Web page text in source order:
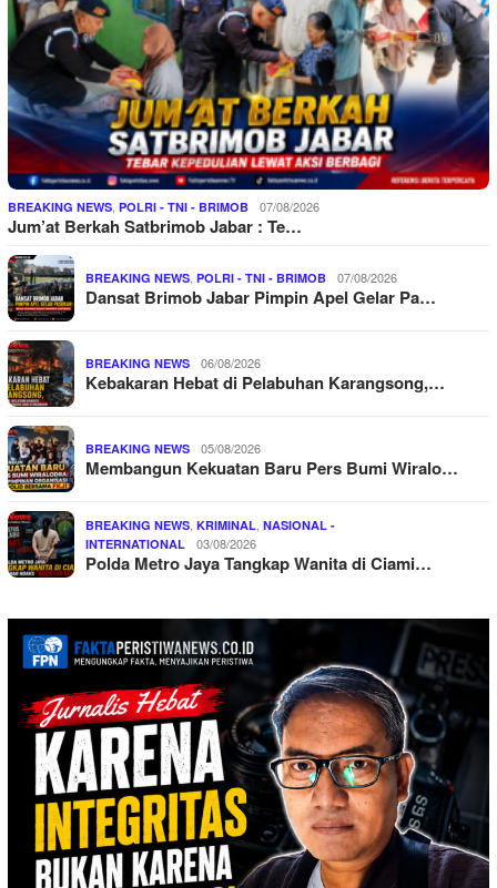
BREAKING NEWS POLRI - TNI - BRIMOB 07/08/2026
Jum’at Berkah Satbrimob Jabar : Te…
BREAKING NEWS POLRI - TNI - BRIMOB 07/08/2026
Dansat Brimob Jabar Pimpin Apel Gelar Pa…
BREAKING NEWS 06/08/2026
Kebakaran Hebat di Pelabuhan Karangsong,…
BREAKING NEWS 05/08/2026
Membangun Kekuatan Baru Pers Bumi Wiralo…
BREAKING NEWS KRIMINAL NASIONAL -
INTERNATIONAL
03/08/2026
Polda Metro Jaya Tangkap Wanita di Ciami…